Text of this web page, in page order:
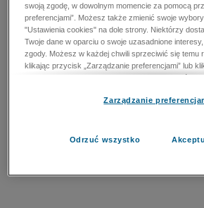
swoją zgodę, w dowolnym momencie za pomocą
preferencjami”. Możesz także zmienić swoje
"Ustawienia cookies" na dole strony. Niektórzy
Twoje dane w oparciu o swoje uzasadnione
zgody. Możesz w każdej chwili sprzeciwić się temu
klikając przycisk „Zarządzanie preferencjami” lub
cookies" na dole strony. Nie możesz sprzeciwić się
zapobiegania oszustwom i naprawiania błędów, a w
przetwarzaniu danych osobowych w celu
Zarządzanie
Odrzuć wszystko